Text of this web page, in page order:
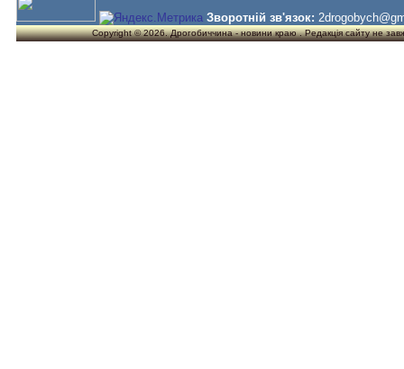
Зворотній зв'язок:
Copyright © 2026. Дрогобиччина - новини краю . Редакція сайту не